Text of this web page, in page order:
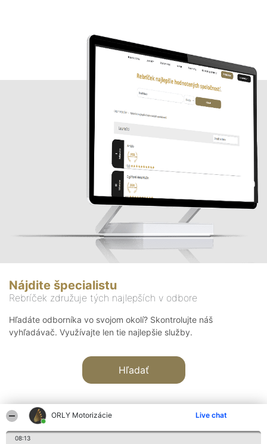
ORLY Motorizácie Live chat
08:13
Nájdite špecialistu
Rebríček združuje tých najlepších v odbore
Hľadáte odborníka vo svojom okolí? Skontrolujte náš
vyhľadávač. Využívajte len tie najlepšie služby.
Hľadať